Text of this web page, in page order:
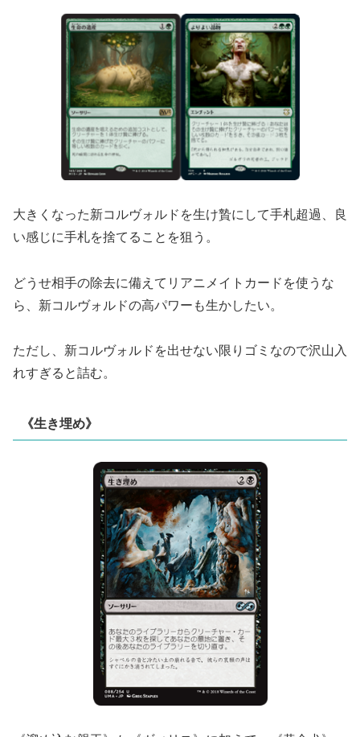
大きくなった新コルヴォルドを生け贄にして手札超過、良
い感じに手札を捨てることを狙う。
どうせ相手の除去に備えてリアニメイトカードを使うな
ら、新コルヴォルドの高パワーも生かしたい。
ただし、新コルヴォルドを出せない限りゴミなので沢山入
れすぎると詰む。
《生き埋め》